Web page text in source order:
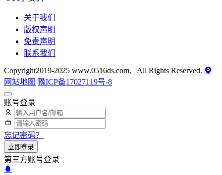
关于我们
版权声明
免责声明
联系我们
Copyright2019-2025 www.0516ds.com, All Rights Reserved.
网站地图 豫ICP备17027119号-8
账号登录
忘记密码？
立即登录
第三方账号登录